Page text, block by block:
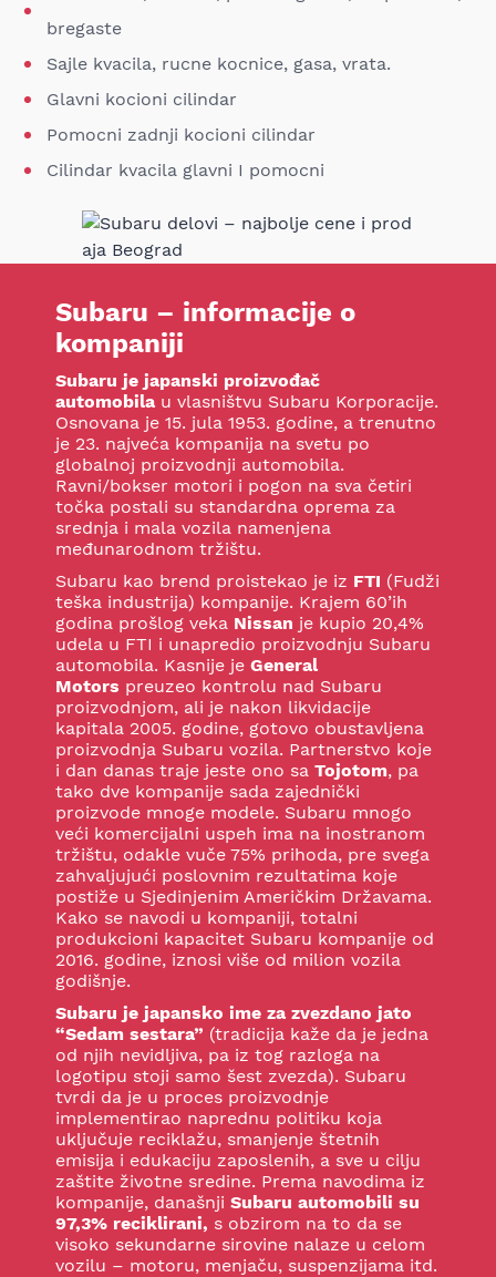
bregaste
Sajle kvacila, rucne kocnice, gasa, vrata.
Glavni kocioni cilindar
Pomocni zadnji kocioni cilindar
Cilindar kvacila glavni I pomocni
Subaru – informacije o
kompaniji
Subaru je japanski proizvođač
automobila u vlasništvu Subaru Korporacije.
Osnovana je 15. jula 1953. godine, a trenutno
je 23. najveća kompanija na svetu po
globalnoj proizvodnji automobila.
Ravni/bokser motori i pogon na sva četiri
točka postali su standardna oprema za
srednja i mala vozila namenjena
međunarodnom tržištu.
Subaru kao brend proistekao je iz FTI (Fudži
teška industrija) kompanije. Krajem 60’ih
godina prošlog veka Nissan je kupio 20,4%
udela u FTI i unapredio proizvodnju Subaru
automobila. Kasnije je General
Motors preuzeo kontrolu nad Subaru
proizvodnjom, ali je nakon likvidacije
kapitala 2005. godine, gotovo obustavljena
proizvodnja Subaru vozila. Partnerstvo koje
i dan danas traje jeste ono sa Tojotom, pa
tako dve kompanije sada zajednički
proizvode mnoge modele. Subaru mnogo
veći komercijalni uspeh ima na inostranom
tržištu, odakle vuče 75% prihoda, pre svega
zahvaljujući poslovnim rezultatima koje
postiže u Sjedinjenim Američkim Državama.
Kako se navodi u kompaniji, totalni
produkcioni kapacitet Subaru kompanije od
2016. godine, iznosi više od milion vozila
godišnje.
Subaru je japansko ime za zvezdano jato
“Sedam sestara” (tradicija kaže da je jedna
od njih nevidljiva, pa iz tog razloga na
logotipu stoji samo šest zvezda). Subaru
tvrdi da je u proces proizvodnje
implementirao naprednu politiku koja
uključuje reciklažu, smanjenje štetnih
emisija i edukaciju zaposlenih, a sve u cilju
zaštite životne sredine. Prema navodima iz
kompanije, današnji Subaru automobili su
97,3% reciklirani, s obzirom na to da se
visoko sekundarne sirovine nalaze u celom
vozilu – motoru, menjaču, suspenzijama itd.